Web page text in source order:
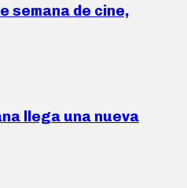
semana de cine,
llega una nueva